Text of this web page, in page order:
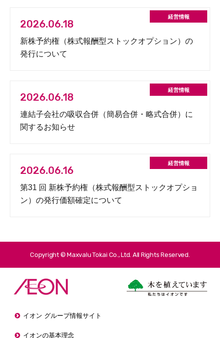
2026.06.18
新株予約権（株式報酬型ストックオプション）の
発行について
2026.06.18
連結子会社の吸収合併（簡易合併・略式合併）に
関するお知らせ
2026.06.16
第31 回 新株予約権（株式報酬型ストックオプショ
ン）の発行価額確定について
Copyright © Maxvalu Tokai Co., Ltd. All Rights Reserved.
イオン グループ情報サイト
イオンの基本理念